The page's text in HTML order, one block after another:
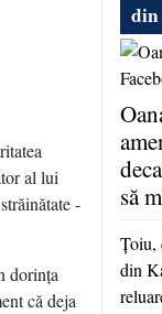
al lui
-
dorinţa
că deja
din
să
Ţoiu,
din